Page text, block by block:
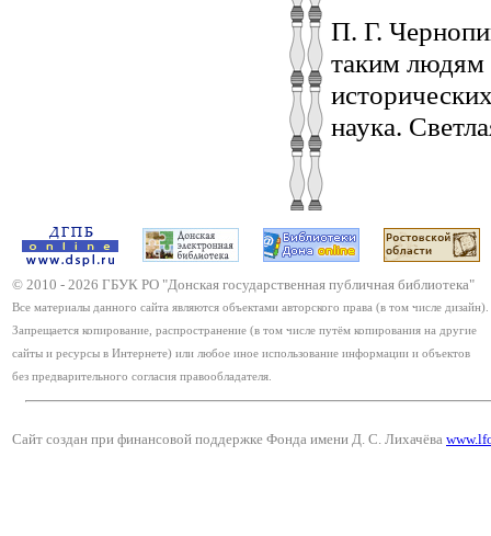
П. Г.
таким людям
наука.
© 2010 - 2026 ГБУК РО "Донская государственная публичная библиотека"
Все материалы данного сайта являются объектами авторского права (в том числе дизайн).
Запрещается копирование, распространение (в том числе путём копирования на другие
сайты и ресурсы в Интернете) или любое иное использование информации и объектов
без предварительного согласия правообладателя.
Сайт создан при финансовой поддержке Фонда имени Д. С. Лихачёва